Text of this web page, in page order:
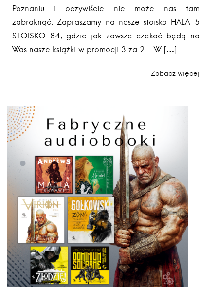
Poznaniu i oczywiście nie może nas tam
zabraknąć. Zapraszamy na nasze stoisko HALA 5
STOISKO 84, gdzie jak zawsze czekać będą na
Was nasze książki w promocji 3 za 2. W […]
Zobacz więcej